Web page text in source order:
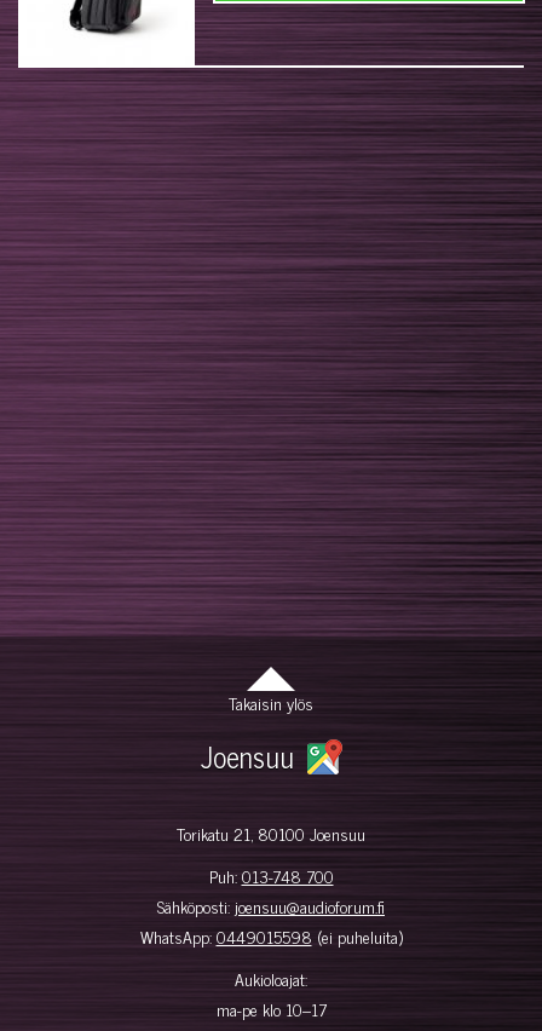
Takaisin ylös
Joensuu
Torikatu 21, 80100 Joensuu
Puh:013-748 700
Sähköposti: joensuu@audioforum.fi
WhatsApp:0449015598 (ei puheluita)
Aukioloajat:
ma-pe klo 10–17